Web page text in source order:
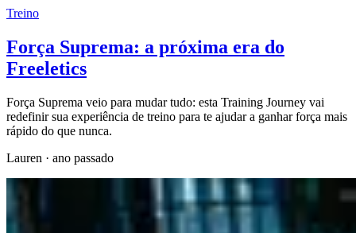
Treino
Força Suprema: a próxima era do
Freeletics
Força Suprema veio para mudar tudo: esta Training Journey vai
redefinir sua experiência de treino para te ajudar a ganhar força mais
rápido do que nunca.
Lauren · ano passado